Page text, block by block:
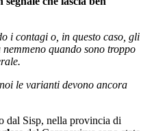
i contagi o, in questo caso, gli
quando sono troppo
le varianti devono ancora
dal Sisp, nella provincia di